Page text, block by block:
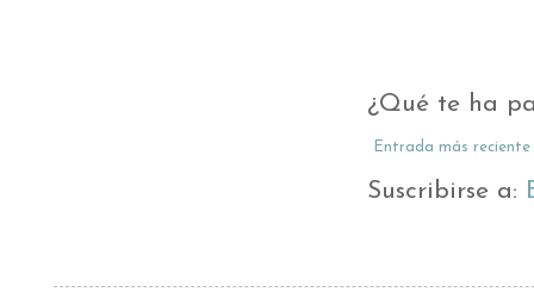
¿Qué te ha
Entrada más reciente
Suscribirse a: